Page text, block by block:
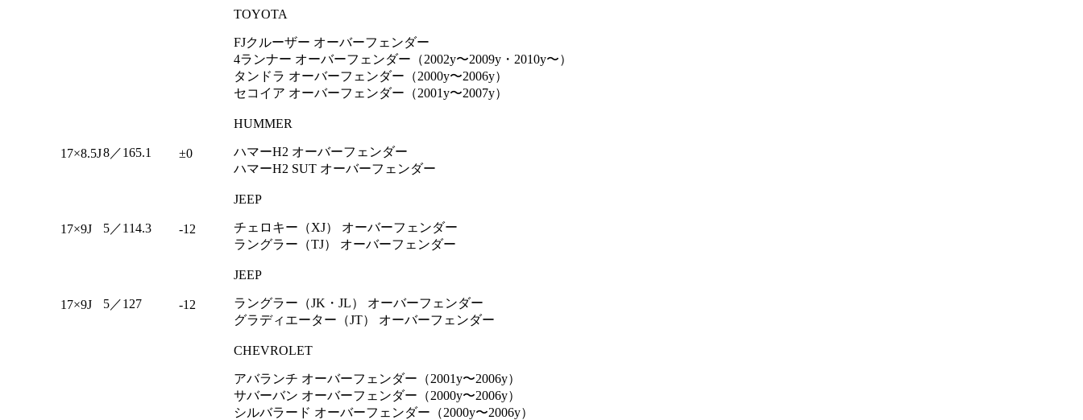
TOYOTA
FJクルーザー オーバーフェンダー
4ランナー オーバーフェンダー（2002y〜2009y・2010y〜）
タンドラ オーバーフェンダー（2000y〜2006y）
セコイア オーバーフェンダー（2001y〜2007y）
17×8.5J8／165.1 ±0
HUMMER
ハマーH2 オーバーフェンダー
ハマーH2 SUT オーバーフェンダー
17×9J 5／114.3 -12
JEEP
チェロキー（XJ） オーバーフェンダー
ラングラー（TJ） オーバーフェンダー
17×9J 5／127 -12
JEEP
ラングラー（JK・JL） オーバーフェンダー
グラディエーター（JT） オーバーフェンダー
CHEVROLET
アバランチ オーバーフェンダー（2001y〜2006y）
サバーバン オーバーフェンダー（2000y〜2006y）
シルバラード オーバーフェンダー（2000y〜2006y）